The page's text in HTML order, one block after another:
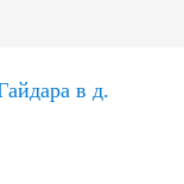
в д.